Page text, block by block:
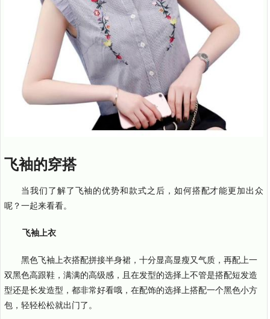
飞袖的穿搭
当我们了解了飞袖的优势和款式之后，如何搭配才能更加出众
呢？一起来看看。
飞袖上衣
黑色飞袖上衣搭配拼接半身裙，十分显高显瘦又气质，再配上一
双黑色高跟鞋，满满的高级感，且在发型的选择上不管是搭配短发造
型还是长发造型，都非常好看哦，在配饰的选择上搭配一个黑色小方
包，轻轻松松就出门了。